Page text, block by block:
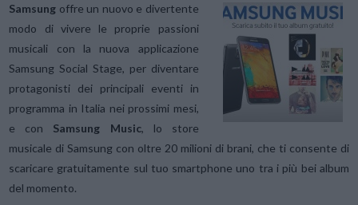
Samsung offre un nuovo e divertente
modo di vivere le proprie passioni
musicali con la nuova applicazione
Samsung Social Stage, per diventare
protagonisti dei principali eventi in
programma in Italia nei prossimi mesi,
e con Samsung Music, lo store
musicale di Samsung con oltre 20 milioni di brani, che ti consente di
scaricare gratuitamente sul tuo smartphone uno tra i più bei album
del momento.